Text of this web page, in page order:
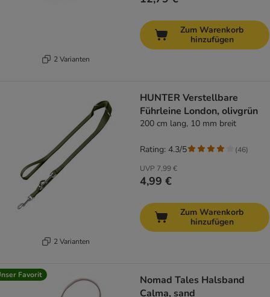
2 Varianten
Zum Warenkorb
hinzufügen
2 Varianten
HUNTER Verstellbare
Führleine London, olivgrün
200 cm lang, 10 mm breit
UVP 7,99 €
4,99 €
Rating: 4.3/5 (46)
Zum Warenkorb
hinzufügen
Favorit
Nomad Tales Halsband
Calma, sand